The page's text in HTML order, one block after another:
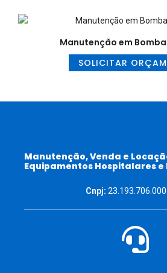
Manutenção em
SOLICITAR
Manutenção, Venda e
Equipamentos Hospitalares
Cnpj: